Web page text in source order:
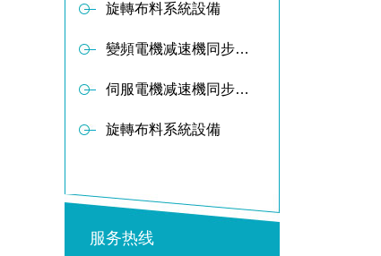
旋轉布料系統設備
變頻電機减速機同步軸傳動布料器
伺服電機减速機同步軸傳動布料器
旋轉布料系統設備
服务热线